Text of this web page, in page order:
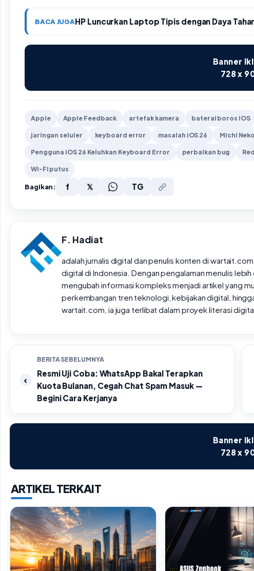
BACA JUGAHP Luncurkan Laptop Tipis dengan Daya
Banner
728 x
Apple Apple Feedback artefak kamera baterai boros iOS
jaringan seluler keyboard error masalah iOS 26 Michi
Pengguna iOS 26 Keluhkan Keyboard Error perbaikan bug
Wi-Fi putus
Bagikan: f 𝕏 TG
F. Hadiat
adalah jurnalis digital dan penulis konten di
digital di Indonesia. Dengan pengalaman menulis
mengubah informasi kompleks menjadi artikel yang
perkembangan tren teknologi, kebijakan digital,
wartait.com, ia juga terlibat dalam proyek literasi
BERITA SEBELUMNYA
Resmi Uji Coba: WhatsApp Bakal Terapkan
Kuota Bulanan, Cegah Chat Spam Masuk —
Begini Cara Kerjanya
Banner
728 x
ARTIKEL TERKAIT